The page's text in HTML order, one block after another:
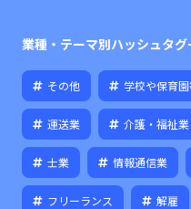
業種・テーマ別ハッシュタグ
その他 学校や保育
運送業 介護・福祉業
士業 情報通信業
フリーランス 解雇